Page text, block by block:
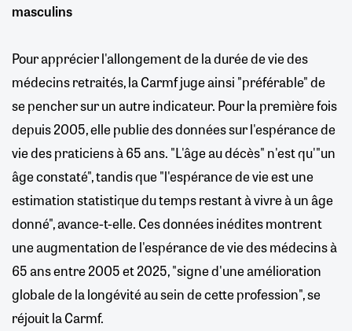
masculins
Pour apprécier l'allongement de la durée de vie des
médecins retraités, la Carmf juge ainsi "préférable" de
se pencher sur un autre indicateur. Pour la première fois
depuis 2005, elle publie des données sur l'espérance de
vie des praticiens à 65 ans. "L'âge au décès" n'est qu'"un
âge constaté", tandis que "l'espérance de vie est une
estimation statistique du temps restant à vivre à un âge
donné", avance-t-elle. Ces données inédites montrent
une augmentation de l'espérance de vie des médecins à
65 ans entre 2005 et 2025, "signe d'une amélioration
globale de la longévité au sein de cette profession", se
réjouit la Carmf.